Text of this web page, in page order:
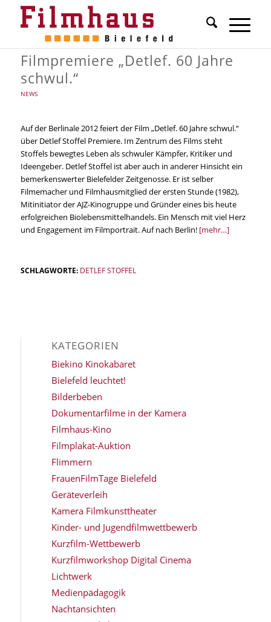
Filmpremiere „Detlef. 60 Jahre
schwul.“
NEWS
Auf der Berlinale 2012 feiert der Film „Detlef. 60 Jahre schwul.“
über Detlef Stoffel Premiere. Im Zentrum des Films steht
Stoffels bewegtes Leben als schwuler Kämpfer, Kritiker und
Ideengeber. Detlef Stoffel ist aber auch in anderer Hinsicht ein
bemerkenswerter Bielefelder Zeitgenosse. Er ist selber
Filmemacher und Filmhausmitglied der ersten Stunde (1982),
Mitinitiator der AJZ-Kinogruppe und Gründer eines bis heute
erfolgreichen Biolebensmittelhandels. Ein Mensch mit viel Herz
und Engagement im Filmportrait. Auf nach Berlin! [mehr…]
SCHLAGWORTE: DETLEF STOFFEL
KATEGORIEN
Biekino Kinokabaret
Bielefeld leuchtet!
Bilderbeben
Dokumentarfilme in der Kamera
Filmhaus-Kino
Filmplakat-Auktion
Flimmern
FrauenFilmTage Bielefeld
Geräteverleih
Kamera Filmkunsttheater
Kinder- und Jugendfilmwettbewerb
Kurzfilm-Wettbewerb
Kurzfilmworkshop Digital Cinema
Lichtwerk
Medienpädagogik
Nachtansichten